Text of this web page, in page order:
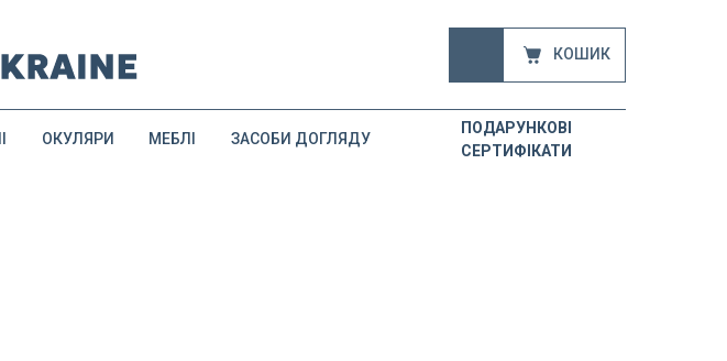
КОШИК
ОКУЛЯРИ МЕБЛІ
ПОДАРУНКОВІ
СЕРТИФІКАТИ
ЗАСОБИ ДОГЛЯДУ